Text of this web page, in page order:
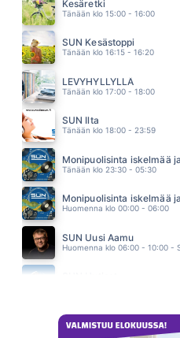
ROBBIE WILLIAMS
07.25
JANNA
07.19
AKI SAMULI
07.10
Kesäretki
Tänään klo 15:00 - 16:00
SUN Kesästoppi
Tänään klo 16:15 - 16:20
LEVYHYLLYLLÄ
Tänään klo 17:00 - 18:00
SUN Ilta
Tänään klo 18:00 - 23:59
Monipuolisinta iskelmää
Tänään klo 23:30 - 05:30
Monipuolisinta iskelmää
Huomenna klo 00:00 - 06:00
SUN Uusi Aamu
Huomenna klo 06:00 - 10:00 -